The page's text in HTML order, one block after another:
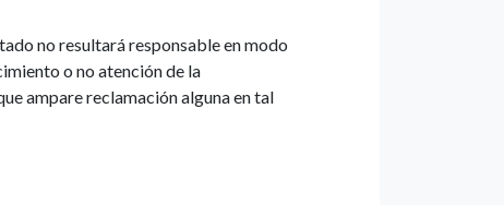
no resultará responsable en modo
o no atención de la
ampare reclamación alguna en tal